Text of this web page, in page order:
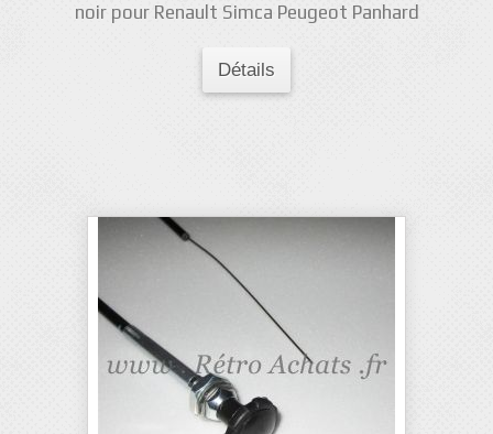
noir pour Renault Simca Peugeot Panhard
Détails